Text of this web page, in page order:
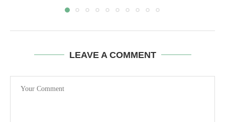
LEAVE A COMMENT